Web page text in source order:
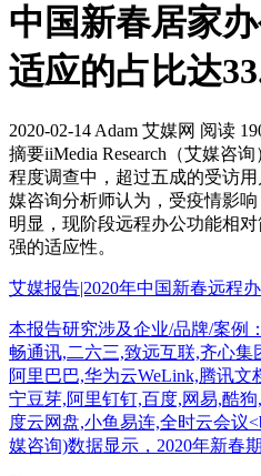
中国新春居家
适应的占比达
2020-02-14 Adam 艾媒网 阅读
摘要iiMedia Research（艾媒咨
程度调查中，超过五成的受访
媒咨询分析师认为，受疫情影
明显，现阶段远程办公功能相
强的适应性。
艾媒报告|2020年中国新春远程
本报告研究涉及企业/品牌/案例
畅通讯,二六三,致远互联,齐心集
阿里巴巴,华为云WeLink,腾讯
宁豆芽,阿里钉钉,百度,网易,酷
度云网盘,小鱼易连,全时云会议
媒咨询)数据显示，2020年新春